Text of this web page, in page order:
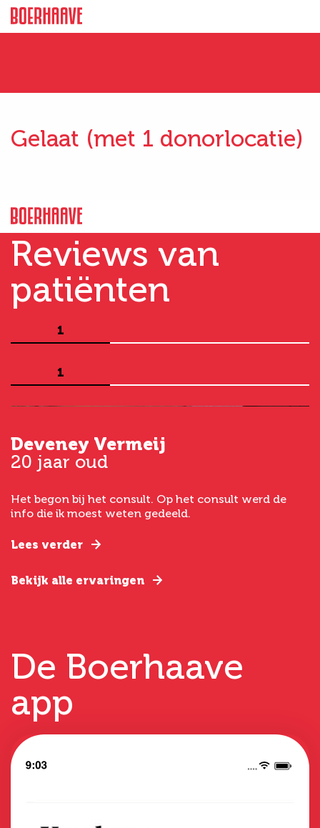
Gelaat (met 1 donorlocatie)
Reviews van
patiënten
1
1
Deveney Vermeij
20 jaar oud
Het begon bij het consult. Op het consult werd de
info die ik moest weten gedeeld.
Lees verder
Bekijk alle ervaringen
De Boerhaave
app